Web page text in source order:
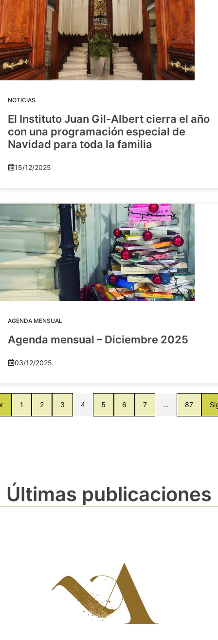
NOTICIAS
El Instituto Juan Gil-Albert cierra el año
con una programación especial de
Navidad para toda la familia
15/12/2025
AGENDA MENSUAL
Agenda mensual – Diciembre 2025
03/12/2025
1 2 3 4 5 6 7 … 87
Últimas publicaciones